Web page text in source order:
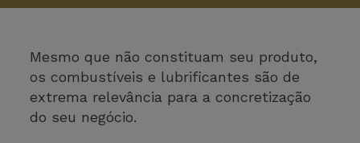
Mesmo que não constituam seu produto,
os combustíveis e lubrificantes são de
extrema relevância para a concretização
do seu negócio.